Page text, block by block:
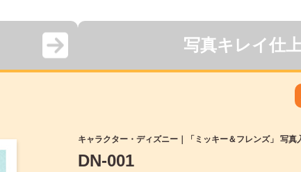
写真キレイ仕
キャラクター・ディズニー｜「ミッキー＆フレンズ」 写真
DN-001